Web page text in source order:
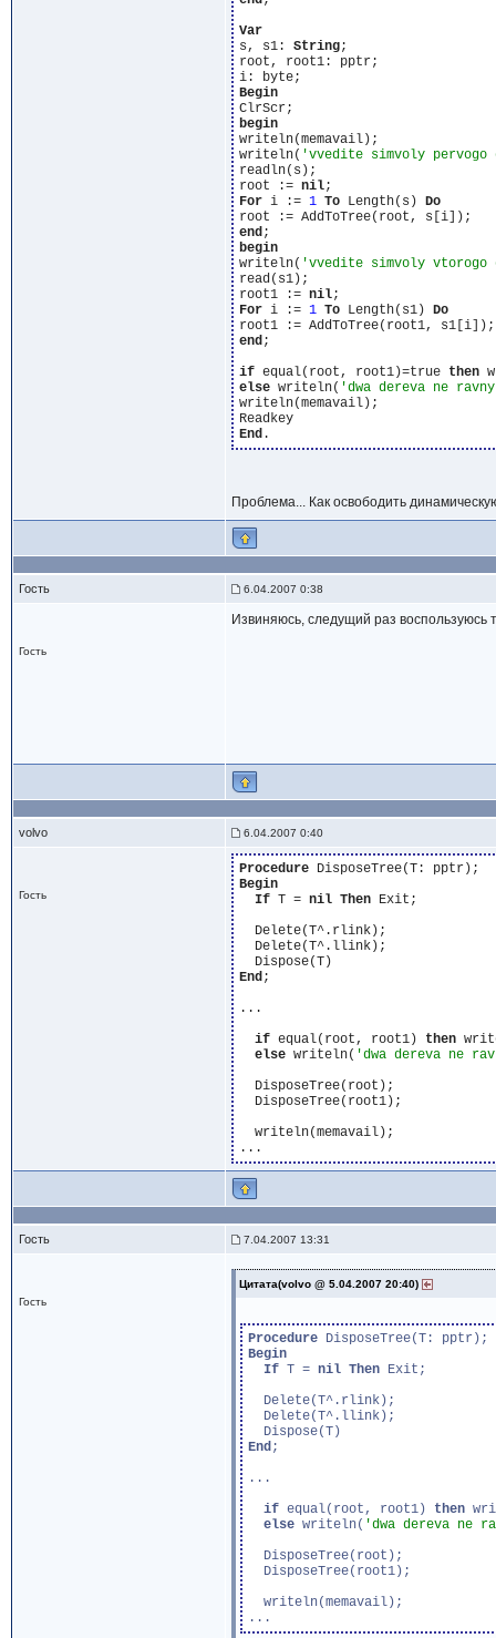
Var
s, s1: String;
root, root1: pptr;
Begin
begin
writeln(memavail);
writeln( 'vvedite simvoly pervogo
readln(s);
root := nil
For i := 1 To Length(s) Do
end
begin
writeln( 'vvedite simvoly vtorogo
read(s1);
root1 := nil
For i := 1 To Length(s1) Do
end;
if equal(root, root1)=true then
else writeln( 'dwa dereva ne
writeln(memavail);
End
Проблема... Как освободить
Гость 6.04.2007 0:38
Гость
Извиняюсь, следущий раз воспользуюсь
volvo 6.04.2007 0:40
Гость
Procedure
Begin
If T = nil Then Exit;
  Delete(T^.rlink);
  Delete(T^.llink);
End;
...
if equal(root, root1) then
else writeln( 'dwa dereva ne
  DisposeTree(root);
  DisposeTree(root1);
  writeln(memavail);
Гость 7.04.2007 13:31
Гость
Цитата(volvo @ 5.04.2007 20:40)
Procedure
Begin
If T = nil Then Exit;
  Delete(T^.rlink);
  Delete(T^.llink);
End;
...
if equal(root, root1) then
else writeln( 'dwa dereva ne
  DisposeTree(root);
  DisposeTree(root1);
  writeln(memavail);